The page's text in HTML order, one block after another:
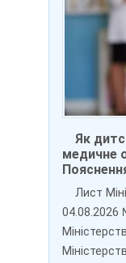
Як
медичне
Лист
04.08.2026